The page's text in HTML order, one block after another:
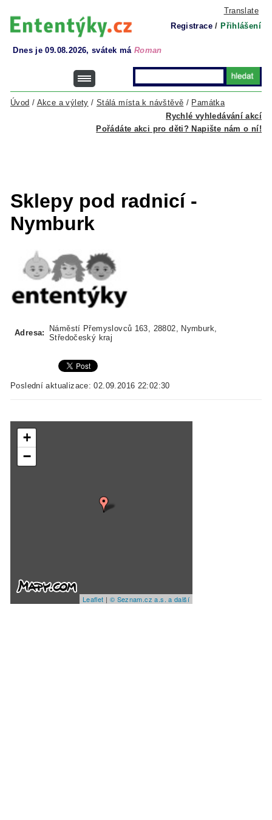
Translate
Registrace / Přihlášení
Dnes je 09.08.2026, svátek má Roman
Rychlé vyhledávání akcí
Úvod / Akce a výlety / Stálá místa k návštěvě / Památka
Pořádáte akci pro děti? Napište nám o ní!
Sklepy pod radnicí -
Nymburk
Adresa:
Náměstí Přemyslovců 163, 28802, Nymburk,
Středočeský kraj
Poslední aktualizace: 02.09.2016 22:02:30
+
−
Leaflet | © Seznam.cz a.s. a další